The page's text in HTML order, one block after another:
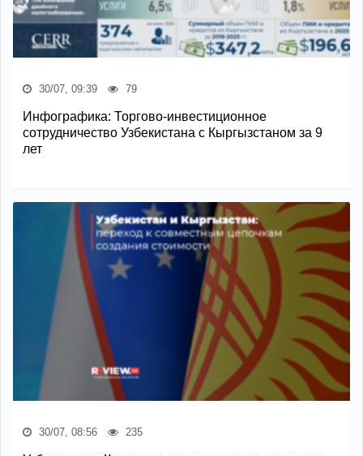
30/07, 09:39 79
Инфографика: Торгово-инвестиционное
сотрудничество Узбекистана с Кыргызстаном за 9
лет
30/07, 08:56 235